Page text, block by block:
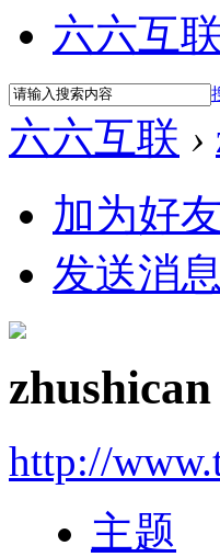
六六互
六六互联 ›
加为好友
发送消息
zhushican
http://
主题